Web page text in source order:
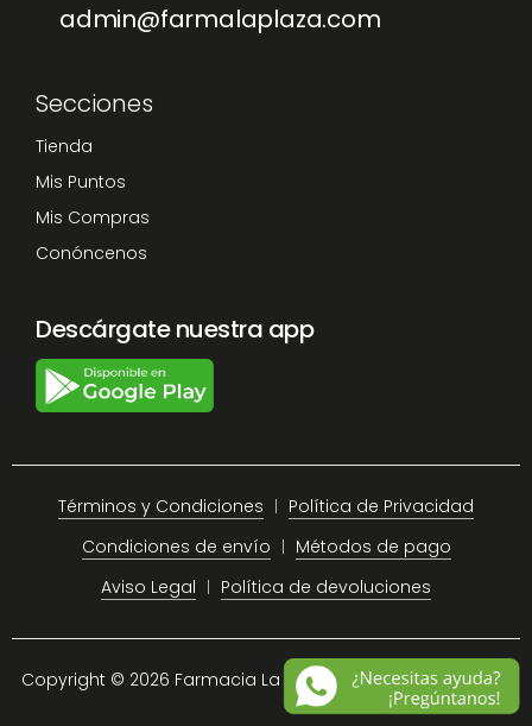
admin@farmalaplaza.com
Secciones
Tienda
Mis Puntos
Mis Compras
Conóncenos
Descárgate nuestra app
Términos y Condiciones
Política de Privacidad
Condiciones de envío
Métodos de pago
Aviso Legal
Política de devoluciones
Copyright © 2026 Farmacia La Plaza Chiclana. Site Map